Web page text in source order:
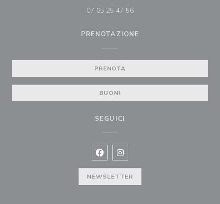
07 65 25 47 56
PRENOTAZIONE
PRENOTA
BUONI
SEGUICI
Facebook ((apre una nuova
Instagram ((apre una nuova
NEWSLETTER